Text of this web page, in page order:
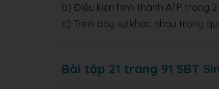
b) Điều kiện hình thành ATP trong
c) Trình bày sự khác nhau trong
Bài tập 21 trang 91 SBT